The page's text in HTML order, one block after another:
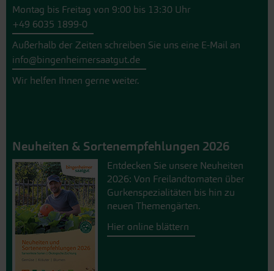
Montag bis Freitag von 9:00 bis 13:30 Uhr
+49 6035 1899-0
Außerhalb der Zeiten schreiben Sie uns eine E-Mail an
info@bingenheimersaatgut.de
Wir helfen Ihnen gerne weiter.
Neuheiten & Sortenempfehlungen 2026
Entdecken Sie unsere Neuheiten
2026: Von Freilandtomaten über
Gurkenspezialitäten bis hin zu
neuen Themengärten.
Hier online blättern